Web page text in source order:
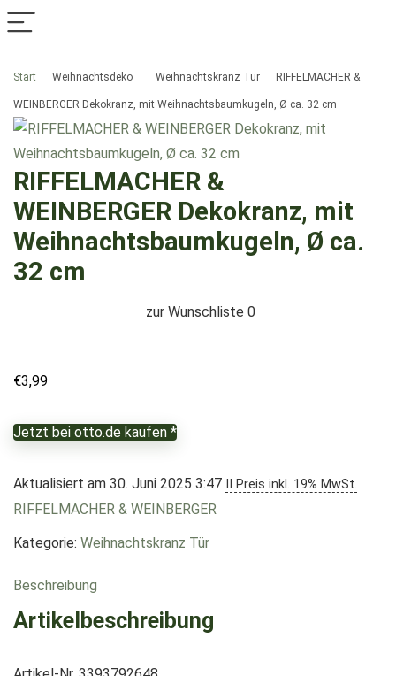
Start Weihnachtsdeko Weihnachtskranz Tür RIFFELMACHER &
WEINBERGER Dekokranz, mit Weihnachtsbaumkugeln, Ø ca. 32 cm
RIFFELMACHER &
WEINBERGER Dekokranz, mit
Weihnachtsbaumkugeln, Ø ca.
32 cm
zur Wunschliste 0
€3,99
Jetzt bei otto.de kaufen *
Aktualisiert am 30. Juni 2025 3:47 II Preis inkl. 19% MwSt.
RIFFELMACHER & WEINBERGER
Kategorie: Weihnachtskranz Tür
Beschreibung
Artikelbeschreibung